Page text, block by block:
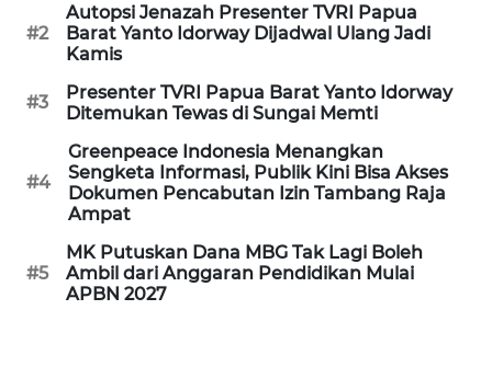
#2
Autopsi Jenazah Presenter TVRI Papua
Barat Yanto Idorway Dijadwal Ulang Jadi
Kamis
#3
Presenter TVRI Papua Barat Yanto Idorway
Ditemukan Tewas di Sungai Memti
#4
Greenpeace Indonesia Menangkan
Sengketa Informasi, Publik Kini Bisa Akses
Dokumen Pencabutan Izin Tambang Raja
Ampat
#5
MK Putuskan Dana MBG Tak Lagi Boleh
Ambil dari Anggaran Pendidikan Mulai
APBN 2027
SUBANG
SUKABUMI
WN
PURWAKARTA
PRIANGAN
TIMUR